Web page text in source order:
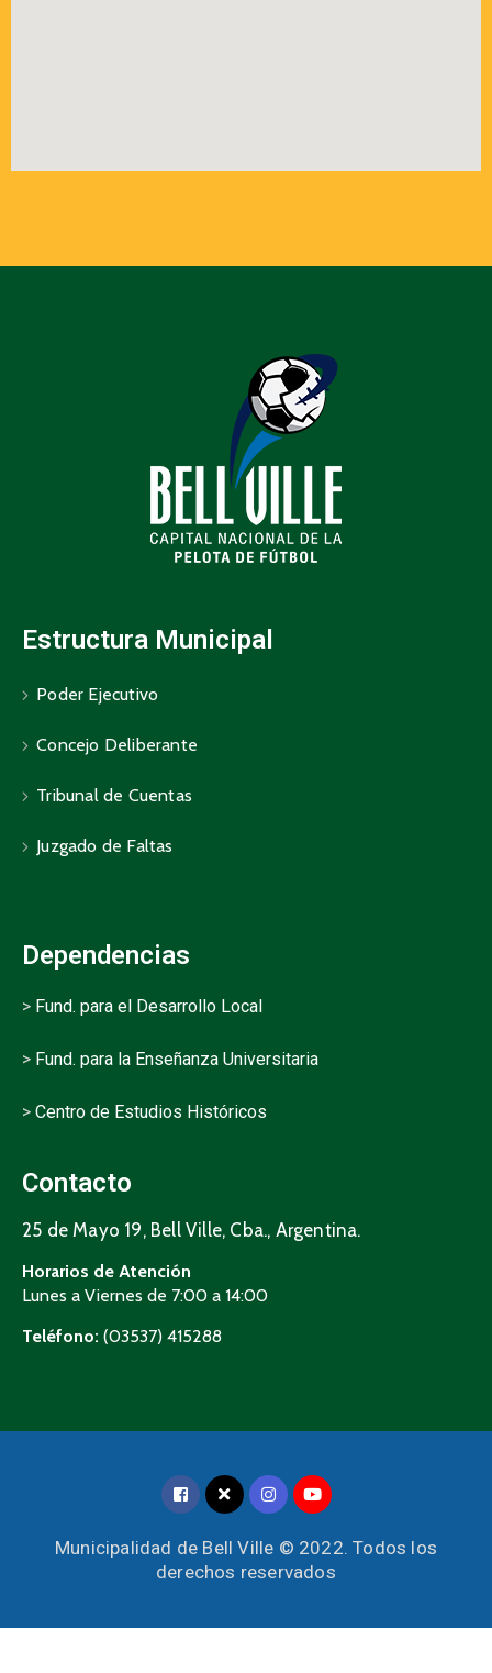
Estructura Municipal
Poder Ejecutivo
Concejo Deliberante
Tribunal de Cuentas
Juzgado de Faltas
Dependencias
> Fund. para el Desarrollo Local
> Fund. para la Enseñanza Universitaria
> Centro de Estudios Históricos
Contacto
25 de Mayo 19, Bell Ville, Cba., Argentina.
Horarios de Atención
Lunes a Viernes de 7:00 a 14:00
Teléfono: (03537) 415288
Municipalidad de Bell Ville © 2022. Todos los
derechos reservados